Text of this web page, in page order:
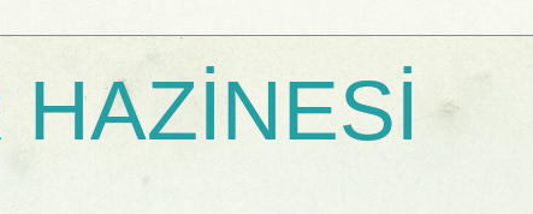
HAZİNESİ